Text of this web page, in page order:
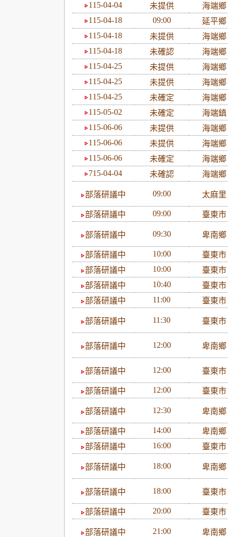
115-04-04
未提供
海端鄉
115-04-18
09:00
延平鄉
115-04-18
未提供
海端鄉
115-04-18
未確認
海端鄉
115-04-25
未提供
海端鄉
115-04-25
未提供
海端鄉
115-04-25
未確定
海端鄉
115-05-02
未確定
海端鎮
115-06-06
未提供
海端鄉
115-06-06
未提供
海端鄉
115-06-06
未確定
海端鄉
715-04-04
未確認 海端鄉
部落研議中 09:00 太麻里
部落研議中 09:00 臺東市
部落研議中 09:30 卑南鄉
部落研議中 10:00
臺東市
部落研議中
10:00
臺東市
部落研議中
10:40
臺東市
部落研議中
11:00 臺東市
部落研議中 11:30 臺東市
部落研議中 12:00 卑南鄉
部落研議中 12:00 臺東市
部落研議中 12:00 臺東市
部落研議中 12:30 卑南鄉
部落研議中 14:00
卑南鄉
部落研議中
16:00 臺東市
部落研議中 18:00 卑南鄉
部落研議中 18:00 臺東市
部落研議中 20:00 臺東市
部落研議中 21:00 卑南鄉